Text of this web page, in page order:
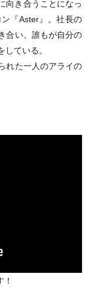
向き合うことになっ
『Aster』。社長の
合い、誰もが自分の
ている。
れた一人のアライの